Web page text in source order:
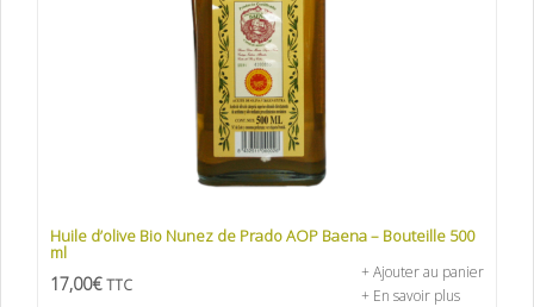
Huile d’olive Bio Nunez de Prado AOP Baena – Bouteille 500
ml
17,00€ TTC
+ Ajouter au panier
+ En savoir plus